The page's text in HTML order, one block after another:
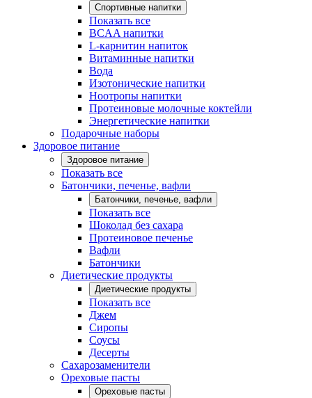
Спортивные напитки
Показать все
BCAA напитки
L-карнитин напиток
Витаминные напитки
Вода
Изотонические напитки
Ноотропы напитки
Протеиновые молочные коктейли
Энергетические напитки
Подарочные наборы
Здоровое питание
Здоровое питание
Показать все
Батончики, печенье, вафли
Батончики, печенье, вафли
Показать все
Шоколад без сахара
Протеиновое печенье
Вафли
Батончики
Диетические продукты
Диетические продукты
Показать все
Джем
Сиропы
Соусы
Десерты
Сахарозаменители
Ореховые пасты
Ореховые пасты